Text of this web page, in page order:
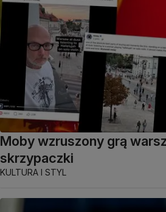
Moby wzruszony grą
skrzypaczki
KULTURA I STYL